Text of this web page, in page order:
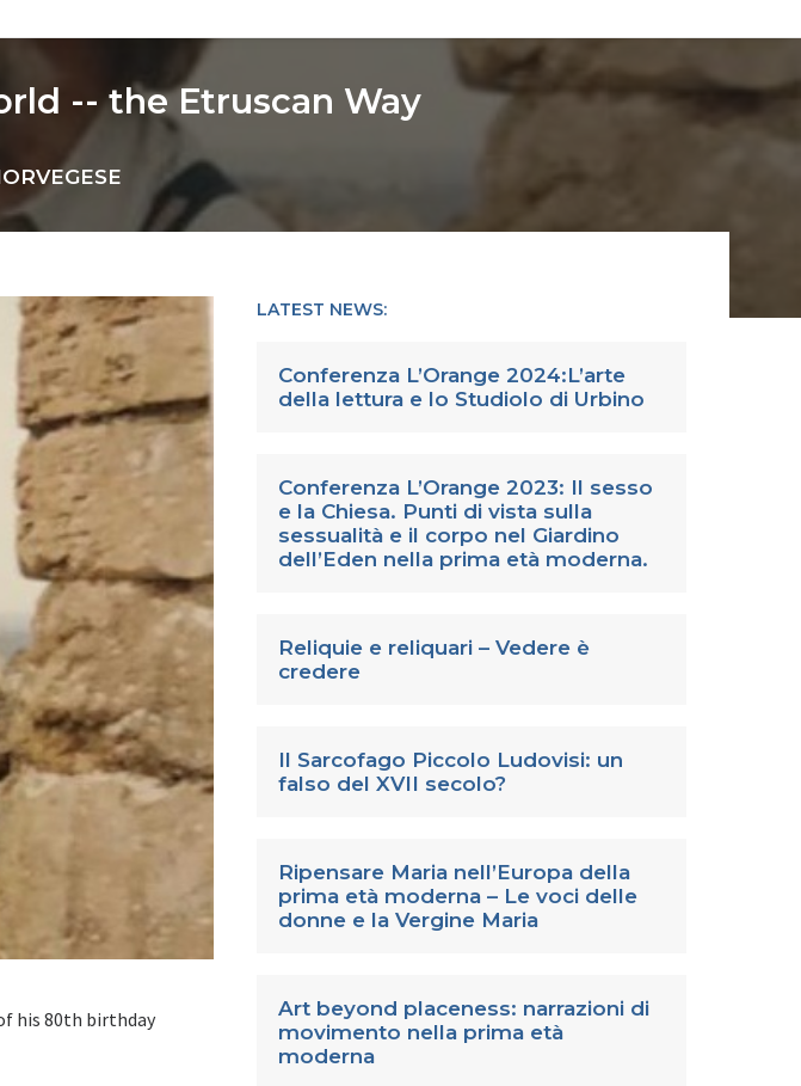
-- the Etruscan Way
his 80th birthday
LATEST NEWS:
Conferenza L’Orange 2024:L’arte
della lettura e lo Studiolo di Urbino
Conferenza L’Orange 2023: Il sesso
e la Chiesa. Punti di vista sulla
sessualità e il corpo nel Giardino
dell’Eden nella prima età moderna.
Reliquie e reliquari – Vedere è
credere
Il Sarcofago Piccolo Ludovisi: un
falso del XVII secolo?
Ripensare Maria nell’Europa della
prima età moderna – Le voci delle
donne e la Vergine Maria
Art beyond placeness: narrazioni di
movimento nella prima età
moderna